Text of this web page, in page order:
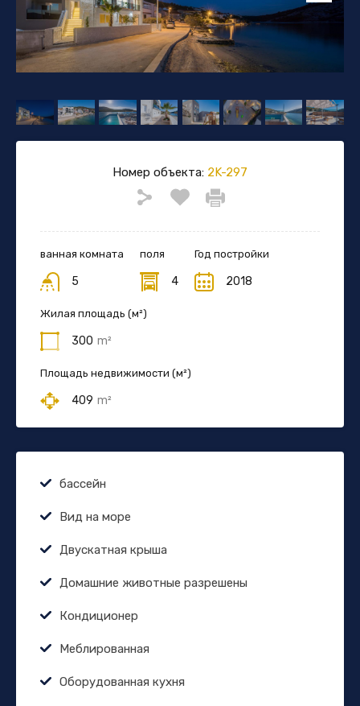
Номер объекта: 2K-297
ванная комната
5
поля
4
Год постройки
2018
Жилая площадь (м²)
300 m²
Площадь недвижимости (м²)
409 m²
бассейн
Вид на море
Двускатная крыша
Домашние животные разрешены
Кондиционер
Меблированная
Оборудованная кухня